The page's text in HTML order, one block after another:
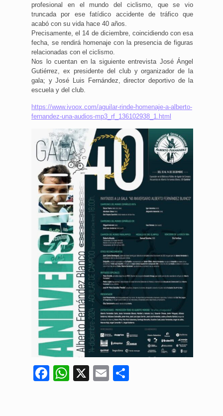
profesional en el mundo del ciclismo, que se vio
truncada por ese fatídico accidente de tráfico que
acabó con su vida hace 40 años.
Precisamente, el 14 de diciembre, coincidiendo con esa
fecha, se rendirá homenaje con la presencia de figuras
relacionadas con el ciclismo.
Nos lo cuentan en la siguiente entrevista José Ángel
Gutiérrez, ex presidente del club y organizador de la
gala; y José Luis Fernández, director deportivo de la
escuela y del club.
https://www.ivoox.com/aguilar-rinde-homenaje-a-alberto-
fernandez-una-audios-mp3_rf_136102938_1.html
Facebook
WhatsApp
X Email